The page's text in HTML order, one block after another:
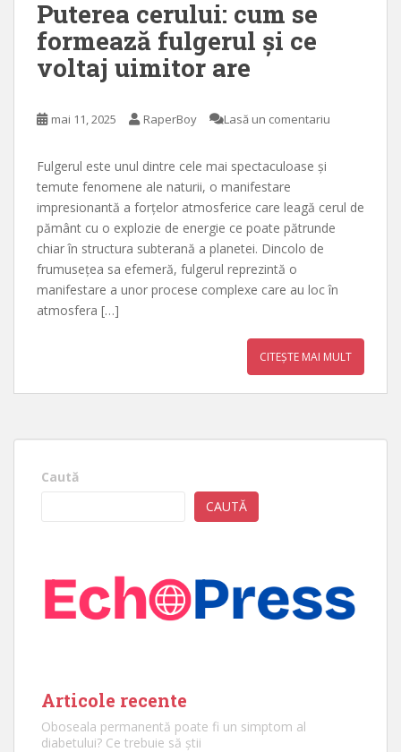
Puterea cerului: cum se
formează fulgerul și ce
voltaj uimitor are
mai 11, 2025 RaperBoy Lasă un comentariu
Fulgerul este unul dintre cele mai spectaculoase și
temute fenomene ale naturii, o manifestare
impresionantă a forțelor atmosferice care leagă cerul de
pământ cu o explozie de energie ce poate pătrunde
chiar în structura subterană a planetei. Dincolo de
frumusețea sa efemeră, fulgerul reprezintă o
manifestare a unor procese complexe care au loc în
atmosfera […]
CITEȘTE MAI MULT
Caută
CAUTĂ
Articole recente
Oboseala permanentă poate fi un simptom al
diabetului? Ce trebuie să știi